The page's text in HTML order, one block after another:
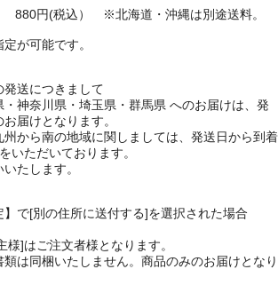
円(税込） ※北海道・沖縄は別途送料。
が可能です。
送につきまして
神奈川県・埼玉県・群馬県 へのお届けは、発
届けとなります。
から南の地域に関しましては、発送日から到着
いただいております。
たします。
で[別の住所に送付する]を選択された場合
]はご注文者様となります。
は同梱いたしません。商品のみのお届けとなり